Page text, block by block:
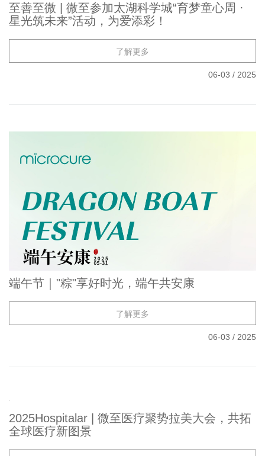
至善至微 | 微至参加太湖科学城“育梦童心周 ·
星光筑未来”活动，为爱添彩！
了解更多
06-03 / 2025
端午节｜"粽"享好时光，端午共安康
了解更多
06-03 / 2025
2025Hospitalar | 微至医疗聚势拉美大会，共拓
全球医疗新图景